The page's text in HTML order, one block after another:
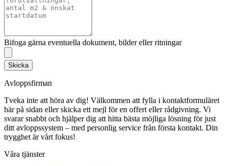
Bifoga gärna eventuella dokument, bilder eller ritningar
Skicka
Avloppsfirman
Tveka inte att höra av dig! Välkommen att fylla i kontaktformuläret
här på sidan eller skicka ett mejl för en offert eller rådgivning. Vi
svarar snabbt och hjälper dig att hitta bästa möjliga lösning för just
ditt avloppssystem – med personlig service från första kontakt. Din
trygghet är vårt fokus!
Våra tjänster